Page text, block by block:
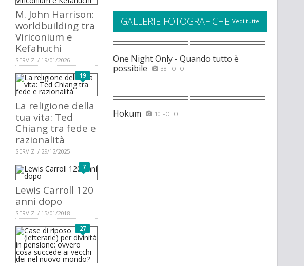
M. John Harrison:
worldbuilding tra
Viriconium e
Kefahuchi
SERVIZI / 19/01/2026
19
La religione della
tua vita: Ted
Chiang tra fede e
razionalità
SERVIZI / 29/12/2025
7
Lewis Carroll 120
anni dopo
SERVIZI / 15/01/2018
27
GALLERIE FOTOGRAFICHE Vedi tutte
One Night Only - Quando tutto è
possibile
38 FOTO
Hokum 10 FOTO